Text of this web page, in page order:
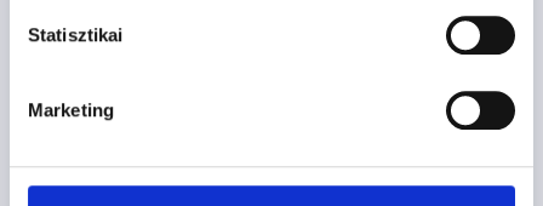
Statisztikai
Marketing